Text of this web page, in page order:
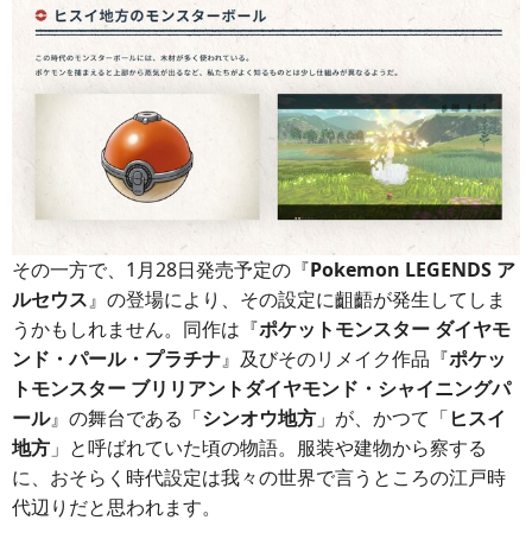
その一方で、1月28日発売予定の『Pokemon LEGENDS ア
ルセウス』の登場により、その設定に齟齬が発生してしま
うかもしれません。同作は『ポケットモンスター ダイヤモ
ンド・パール・プラチナ』及びそのリメイク作品『ポケッ
トモンスター ブリリアントダイヤモンド・シャイニングパ
ール』の舞台である「シンオウ地方 」が、かつて「ヒスイ
地方 」と呼ばれていた頃の物語。服装や建物から察する
に、おそらく時代設定は我々の世界で言うところの江戸時
代辺りだと思われます。